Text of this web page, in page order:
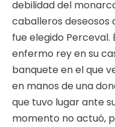
debilidad del
caballeros deseosos
fue elegido
enfermo rey en su
banquete en el que
en manos de una
que tuvo lugar ante
momento no actuó,